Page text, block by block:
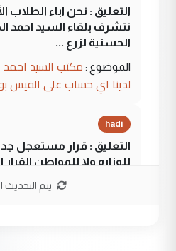
التعليق : نحن اباء الطلاب
نتشرف بلقاء السيد احمد
الحسنية لزرع ...
الموضوع : مكتب السيد احمد
لدينا اي حساب على الفيس
hadi
التعليق : قرار مستعجل
للوزاره ولا للمواطن
الاستماع للمدير ومغرفة ...
يتم التحديث